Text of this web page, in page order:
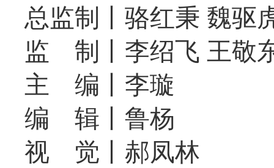
总监制丨骆红秉 魏驱
监 制丨李绍飞 王敬
主 编丨李璇
编 辑丨鲁杨
视 觉丨郝凤林